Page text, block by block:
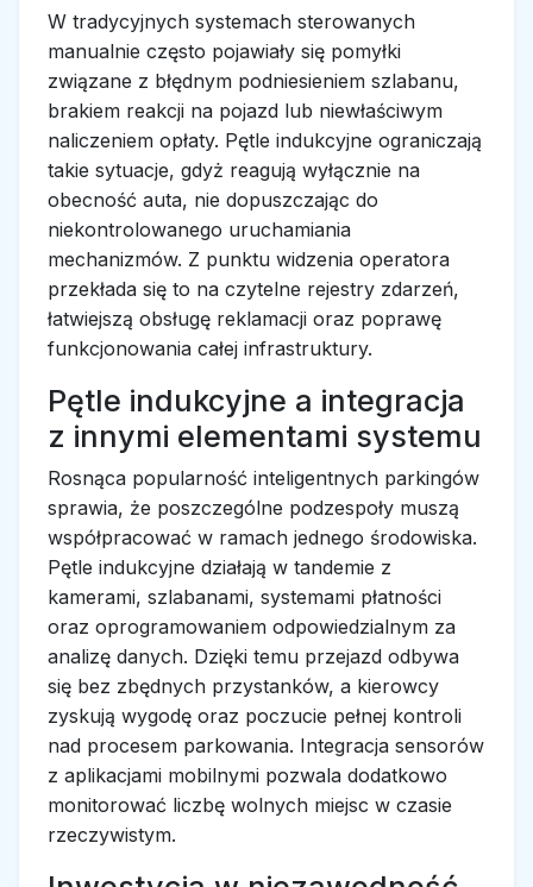
W tradycyjnych systemach sterowanych
manualnie często pojawiały się pomyłki
związane z błędnym podniesieniem szlabanu,
brakiem reakcji na pojazd lub niewłaściwym
naliczeniem opłaty. Pętle indukcyjne ograniczają
takie sytuacje, gdyż reagują wyłącznie na
obecność auta, nie dopuszczając do
niekontrolowanego uruchamiania
mechanizmów. Z punktu widzenia operatora
przekłada się to na czytelne rejestry zdarzeń,
łatwiejszą obsługę reklamacji oraz poprawę
funkcjonowania całej infrastruktury.
Pętle indukcyjne a integracja
z innymi elementami systemu
Rosnąca popularność inteligentnych parkingów
sprawia, że poszczególne podzespoły muszą
współpracować w ramach jednego środowiska.
Pętle indukcyjne działają w tandemie z
kamerami, szlabanami, systemami płatności
oraz oprogramowaniem odpowiedzialnym za
analizę danych. Dzięki temu przejazd odbywa
się bez zbędnych przystanków, a kierowcy
zyskują wygodę oraz poczucie pełnej kontroli
nad procesem parkowania. Integracja sensorów
z aplikacjami mobilnymi pozwala dodatkowo
monitorować liczbę wolnych miejsc w czasie
rzeczywistym.